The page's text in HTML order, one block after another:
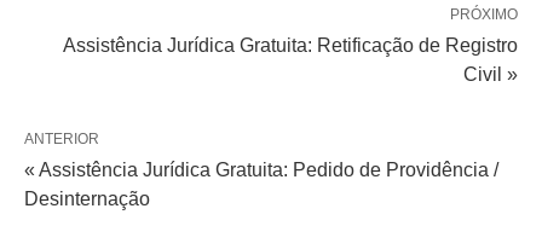
PRÓXIMO
Assistência Jurídica Gratuita: Retificação de Registro
Civil »
ANTERIOR
« Assistência Jurídica Gratuita: Pedido de Providência /
Desinternação